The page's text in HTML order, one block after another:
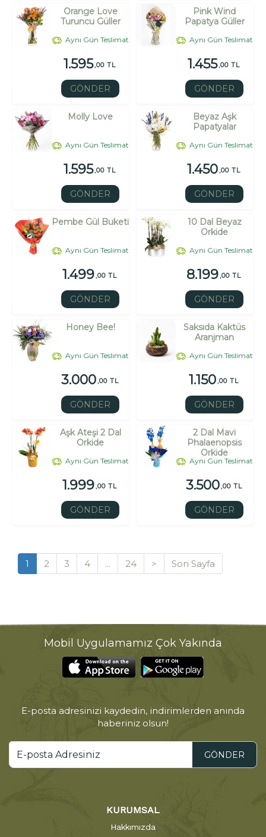
Orange Love
Turuncu Güller
Aynı Gün Teslimat
1.595,00 TL
GÖNDER
Pink Wind
Papatya Güller
Aynı Gün Teslimat
1.455,00 TL
GÖNDER
Molly Love
Aynı Gün Teslimat
1.595,00 TL
GÖNDER
Beyaz Aşk
Papatyalar
Aynı Gün Teslimat
1.450,00 TL
GÖNDER
Pembe Gül Buketi
Aynı Gün Teslimat
1.499,00 TL
GÖNDER
10 Dal Beyaz
Orkide
Aynı Gün Teslimat
8.199,00 TL
GÖNDER
Honey Bee!
Aynı Gün Teslimat
3.000,00 TL
GÖNDER
Saksıda Kaktüs
Aranjman
Aynı Gün Teslimat
1.150,00 TL
GÖNDER
Aşk Ateşi 2 Dal
Orkide
Aynı Gün Teslimat
1.999,00 TL
GÖNDER
2 Dal Mavi
Phalaenopsis
Orkide
Aynı Gün Teslimat
3.500,00 TL
GÖNDER
1 2 3 4 ... 24 > Son Sayfa
Mobil Uygulamamız Çok Yakında
E-posta adresinizi kaydedin, indirimlerden anında
haberiniz olsun!
GÖNDER
KURUMSAL
Hakkımızda